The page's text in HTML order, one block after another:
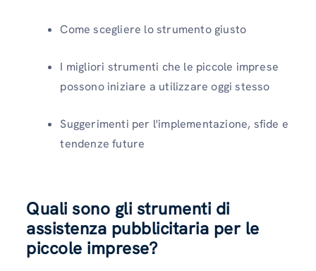
Come scegliere lo strumento giusto
I migliori strumenti che le piccole imprese
possono iniziare a utilizzare oggi stesso
Suggerimenti per l'implementazione, sfide e
tendenze future
Quali sono gli strumenti di
assistenza pubblicitaria per le
piccole imprese?